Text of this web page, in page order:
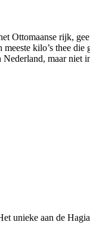
Ottomaanse rijk,
kilo’s thee die
maar niet
unieke aan de